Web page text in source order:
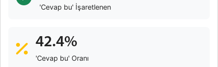
'Cevap bu' İşaretlenen
42.4%
'Cevap bu' Oranı